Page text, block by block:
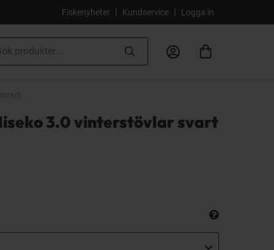
Fiskenyheter | Kundservice | Logga in
3.0 vinterstövlar svart